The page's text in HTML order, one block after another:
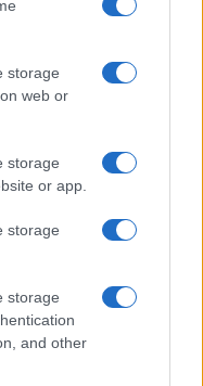
storage
web or
storage
or app.
storage
storage
and other
MELONI